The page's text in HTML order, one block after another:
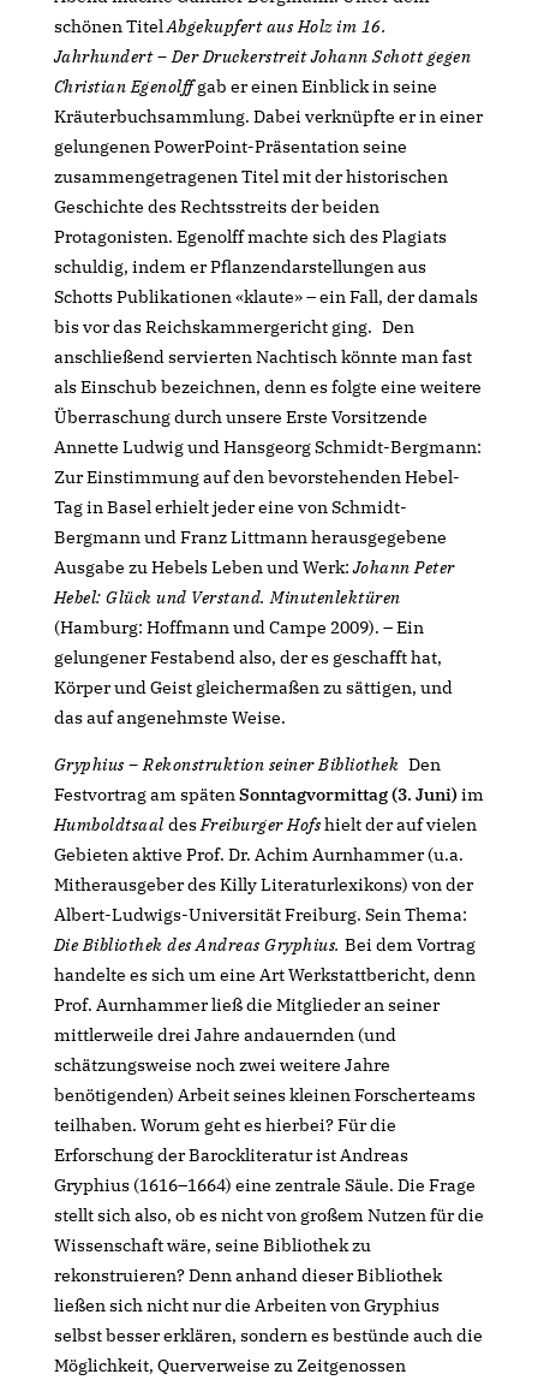
schönen TitelAbgekupfert aus Holz im 16.
Jahrhundert – Der Druckerstreit Johann Schott gegen
Christian Egenolffgab er einen Einblick in seine
Kräuterbuchsammlung. Dabei verknüpfte er in einer
gelungenen PowerPoint-Präsentation seine
zusammengetragenen Titel mit der historischen
Geschichte des Rechtsstreits der beiden
Protagonisten. Egenolff machte sich des Plagiats
schuldig, indem er Pflanzendarstellungen aus
Schotts Publikationen «klaute» – ein Fall, der damals
bis vor das Reichskammergericht ging. Den
anschließend servierten Nachtisch könnte man fast
als Einschub bezeichnen, denn es folgte eine weitere
Überraschung durch unsere Erste Vorsitzende
Annette Ludwig und Hansgeorg Schmidt-Bergmann:
Zur Einstimmung auf den bevorstehenden Hebel-
Tag in Basel erhielt jeder eine von Schmidt-
Bergmann und Franz Littmann herausgegebene
Ausgabe zu Hebels Leben und Werk:Johann Peter
Hebel: Glück und Verstand. Minutenlektüren
(Hamburg: Hoffmann und Campe 2009). – Ein
gelungener Festabend also, der es geschafft hat,
Körper und Geist gleichermaßen zu sättigen, und
das auf angenehmste Weise.
Gryphius – Rekonstruktion seiner Bibliothek Den
Festvortrag am spätenSonntagvormittag (3. Juni) im
Humboldtsaal desFreiburger Hofshielt der auf vielen
Gebieten aktive Prof. Dr. Achim Aurnhammer (u.a.
Mitherausgeber des Killy Literaturlexikons) von der
Albert-Ludwigs-Universität Freiburg. Sein Thema:
Die Bibliothek des Andreas Gryphius. Bei dem Vortrag
handelte es sich um eine Art Werkstattbericht, denn
Prof. Aurnhammer ließ die Mitglieder an seiner
mittlerweile drei Jahre andauernden (und
schätzungsweise noch zwei weitere Jahre
benötigenden) Arbeit seines kleinen Forscherteams
teilhaben. Worum geht es hierbei? Für die
Erforschung der Barockliteratur ist Andreas
Gryphius (1616–1664) eine zentrale Säule. Die Frage
stellt sich also, ob es nicht von großem Nutzen für die
Wissenschaft wäre, seine Bibliothek zu
rekonstruieren? Denn anhand dieser Bibliothek
ließen sich nicht nur die Arbeiten von Gryphius
selbst besser erklären, sondern es bestünde auch die
Möglichkeit, Querverweise zu Zeitgenossen